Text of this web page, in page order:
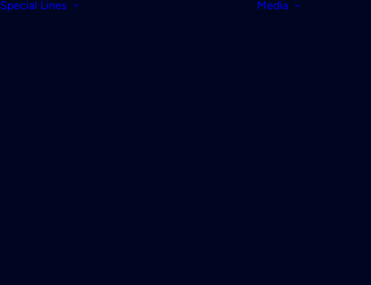
Special Lines Media